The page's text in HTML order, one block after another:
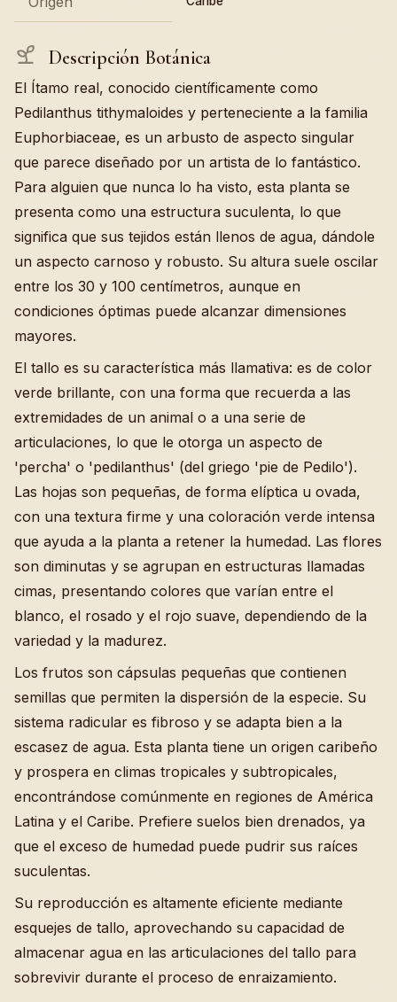
Descripción Botánica
El Ítamo real, conocido científicamente como
Pedilanthus tithymaloides y perteneciente a la familia
Euphorbiaceae, es un arbusto de aspecto singular
que parece diseñado por un artista de lo fantástico.
Para alguien que nunca lo ha visto, esta planta se
presenta como una estructura suculenta, lo que
significa que sus tejidos están llenos de agua, dándole
un aspecto carnoso y robusto. Su altura suele oscilar
entre los 30 y 100 centímetros, aunque en
condiciones óptimas puede alcanzar dimensiones
mayores.
El tallo es su característica más llamativa: es de color
verde brillante, con una forma que recuerda a las
extremidades de un animal o a una serie de
articulaciones, lo que le otorga un aspecto de
'percha' o 'pedilanthus' (del griego 'pie de Pedilo').
Las hojas son pequeñas, de forma elíptica u ovada,
con una textura firme y una coloración verde intensa
que ayuda a la planta a retener la humedad. Las flores
son diminutas y se agrupan en estructuras llamadas
cimas, presentando colores que varían entre el
blanco, el rosado y el rojo suave, dependiendo de la
variedad y la madurez.
Los frutos son cápsulas pequeñas que contienen
semillas que permiten la dispersión de la especie. Su
sistema radicular es fibroso y se adapta bien a la
escasez de agua. Esta planta tiene un origen caribeño
y prospera en climas tropicales y subtropicales,
encontrándose comúnmente en regiones de América
Latina y el Caribe. Prefiere suelos bien drenados, ya
que el exceso de humedad puede pudrir sus raíces
suculentas.
Su reproducción es altamente eficiente mediante
esquejes de tallo, aprovechando su capacidad de
almacenar agua en las articulaciones del tallo para
sobrevivir durante el proceso de enraizamiento.